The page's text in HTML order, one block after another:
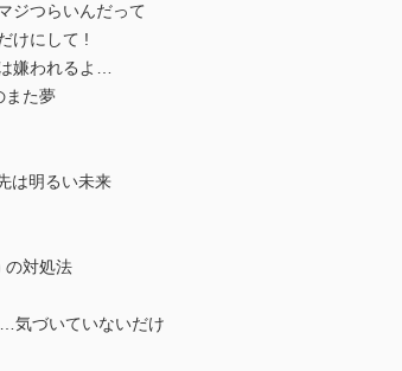
つらいんだって
けにして !
嫌われるよ…
た夢
明るい未来
対処法
気づいていないだけ